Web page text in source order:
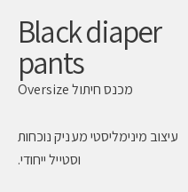
Black diaper
pants
מכנס חיתול Oversize
עיצוב מינימליסטי מעניק נוכחות
וסטייל ייחודי.